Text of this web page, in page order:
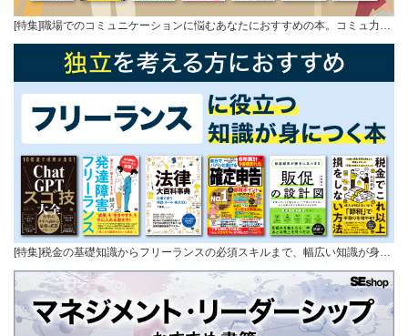
[特集]職場でのコミュニケーションに悩むあなたにおすすめの本。コミュ力…
[特集]税金の基礎知識からフリーランスの必須スキルまで、幅広い知識が身…